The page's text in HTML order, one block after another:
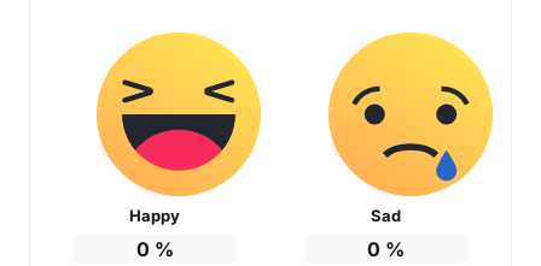
Happy
0 %
Sad
0 %